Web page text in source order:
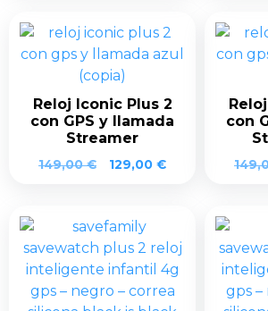
era:
149,00 €.129,00 €.
Reloj Iconic Plus 2
con GPS y llamada
Streamer
149,00€
El
era:
149,00 €.
129,00 €El
129,00 €.
con